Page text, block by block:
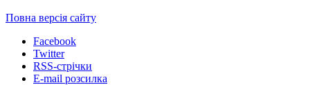
Повна версія сайту
Facebook
Twitter
RSS-стрічки
E-mail розсилка